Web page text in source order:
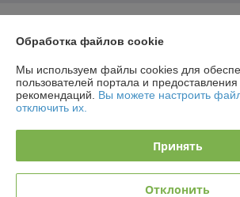
Доставка и оплата
График работы
Обработка файлов cookie
Мы используем файлы cookies для
пользователей портала и
рекомендаций. Вы можете настроить
отключить их.
Принять
Отклонить